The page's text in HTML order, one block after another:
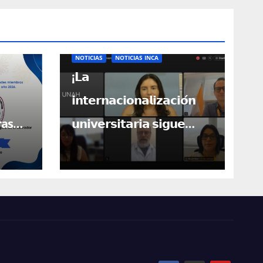
NOTICIAS NOTICIAS INCA
¡𝗟𝗮
𝗶𝗻𝘁𝗲𝗿𝗻𝗮𝗰𝗶𝗼𝗻𝗮𝗹𝗶𝘇𝗮𝗰𝗶𝗼́𝗻
𝘂𝗻𝗶𝘃𝗲𝗿𝘀𝗶𝘁𝗮𝗿𝗶𝗮 𝘀𝗶𝗴𝘂𝗲
𝗮𝗯𝗿𝗶𝗲𝗻𝗱𝗼 𝗽𝘂𝗲𝗿𝘁𝗮𝘀 𝗽𝗮𝗿𝗮
𝗖𝗲𝗻𝘁𝗿𝗼𝗮𝗺𝗲́𝗿𝗶𝗰𝗮!